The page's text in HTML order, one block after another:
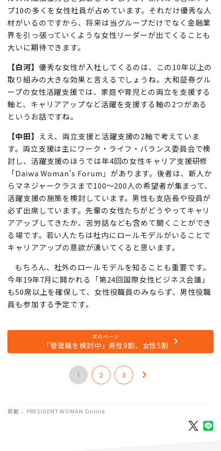
大和証券は社員の4割強が女性で、10年以上前から新入
社員は男女が50%ずつになっています。営業部門ではセー
ルスの成績優秀者を表彰していますが、新人の場合はトッ
プ10の多くを女性社員が占めています。それだけ優秀な人
材がいるのですから、将来は当グループだけでなく金融業
界を引っ張っていくような女性リーダーが出てくることも
大いに期待できます。
【白河】優秀な女性が入社してくるのは、この10年以上の
取り組みの大きな効果と言えるでしょうね。大和証券グル
ープの女性活躍支援では、家庭や育児との両立を支援する
軸と、キャリアアップなど活躍を支援する軸の2つがある
というお話ですね。
【中田】ええ、両立支援と活躍支援の2軸で考えていま
す。両立支援は主にワーク・ライフ・バランス委員会で検
討し、活躍支援のほうでは年4回の女性キャリア支援研修
「Daiwa Woman's Forum」があります。後者は、新人か
らマネジャークラスまで100～200人の希望者が集まって、
活躍支援の施策を検討しています。男性も支店長や役員が
必ず出席しています。先輩の女性たちがどうやってキャリ
アアップしてきたか、苦労話なども含めて聞くことができ
る場です。若い人たちは社内にロールモデルがいることで
キャリアアップの意欲が湧いてくると思います。
もちろん、社外のロールモデルを知ることも重要です。
今年19年7月に開かれる「第24回国際女性ビジネス会議」
員も参加する予定です。
次のページ
「管理職を検討中」男性9割、女性5割